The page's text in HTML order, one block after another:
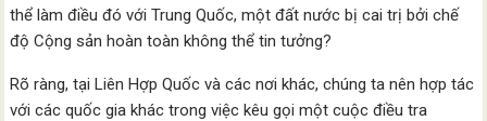
thể làm điều đó với Trung Quốc, một đất nước bị cai trị bởi chế
độ Cộng sản hoàn toàn không thể tin tưởng?
Rõ ràng, tại Liên Hợp Quốc và các nơi khác, chúng ta nên hợp tác
với các quốc gia khác trong việc kêu gọi một cuộc điều tra